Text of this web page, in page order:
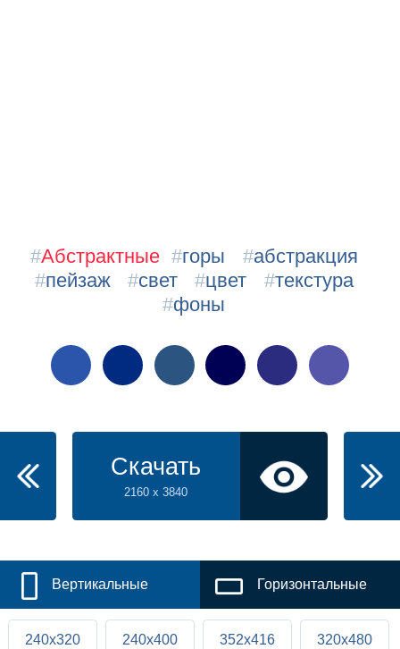
#Абстрактные #горы #абстракция
#пейзаж #свет #цвет #текстура
#фоны
Скачать
2160 x 3840
Вертикальные Горизонтальные
240x320 240x400 352x416 320x480